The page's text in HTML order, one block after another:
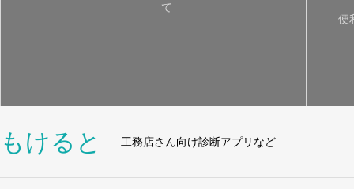
て
便
もけると 工務店さん向け診断アプリなど